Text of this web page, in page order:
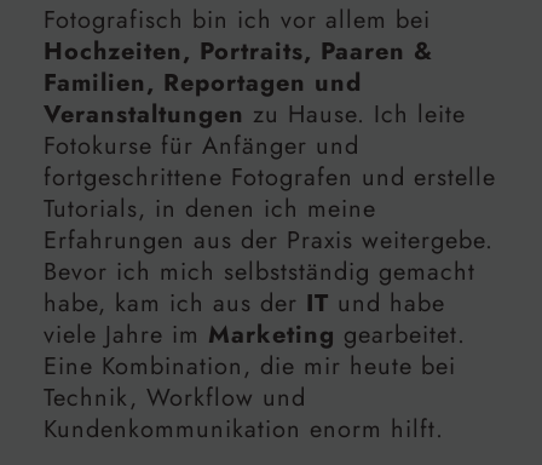
Fotografisch bin ich vor allem bei
Hochzeiten, Portraits, Paaren &
Familien, Reportagen und
Veranstaltungen zu Hause. Ich leite
Fotokurse für Anfänger und
fortgeschrittene Fotografen und erstelle
Tutorials, in denen ich meine
Erfahrungen aus der Praxis weitergebe.
Bevor ich mich selbstständig gemacht
habe, kam ich aus der IT und habe
viele Jahre im Marketing gearbeitet.
Eine Kombination, die mir heute bei
Technik, Workflow und
Kundenkommunikation enorm hilft.